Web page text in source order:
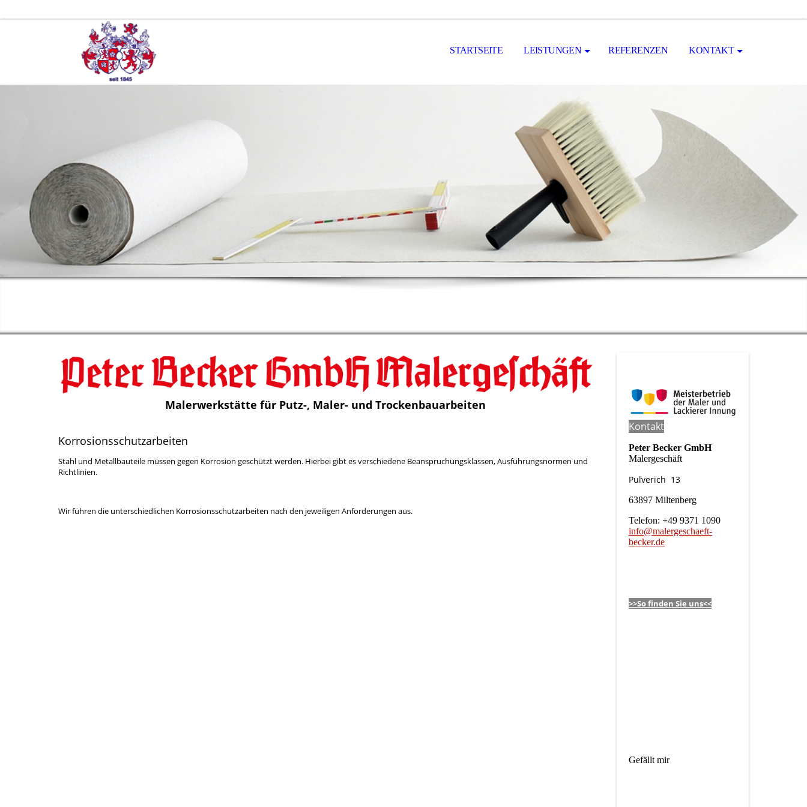
STARTSEITE LEISTUNGEN REFERENZEN KONTAKT
Malerwerkstätte für Putz-, Maler- und Trockenbauarbeiten
Korrosionsschutzarbeiten
Stahl und Metallbauteile müssen gegen Korrosion geschützt werden. Hierbei gibt es verschiedene Beanspruchungsklassen, Ausführungsnormen und
Richtlinien.
Wir führen die unterschiedlichen Korrosionsschutzarbeiten nach den jeweiligen Anforderungen aus.
Kontakt
Peter Becker GmbH
Malergeschäft
Pulverich 13
63897 Miltenberg
Telefon: +49 9371 1090
info@malergeschaeft-
becker.de
>>So finden Sie uns<<
Gefällt mir